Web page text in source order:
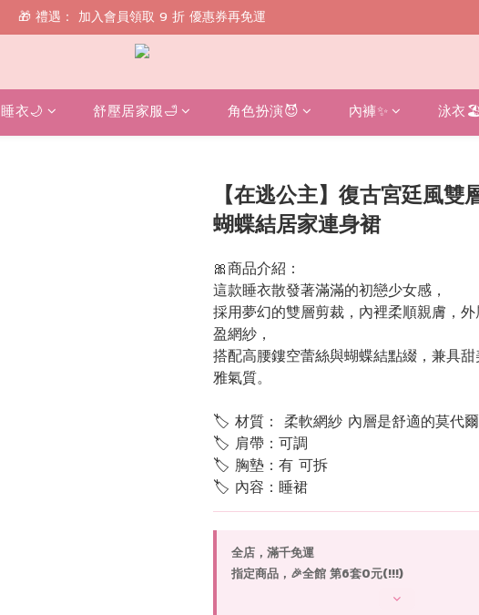
🎁 禮遇： 加入會員領取 9 折 優惠券再免運
🎁 禮遇： 加入會員領取 9 折 優惠券再免運
📱 綁定 LINE 好友，現領 $100 購物金！
🎁 禮遇： 加入會員領取 9 折 優惠券再免運
睡衣🌙 舒壓居家服🛁 角色扮演😈 內褲✨ 泳衣
【在逃公主】復古宮廷風雙
蝴蝶結居家連身裙
🎀商品介紹：
這款睡衣散發著滿滿的初戀少女感，
採用夢幻的雙層剪裁，內裡柔順親膚，
盈網紗，
搭配高腰鏤空蕾絲與蝴蝶結點綴，兼具
雅氣質。
🏷 材質： 柔軟網紗 內層是舒適的莫代爾
🏷 肩帶：可調
🏷 胸墊：有 可拆
🏷 內容：睡裙
全店，滿千免運
指定商品，🎉全館 第6套0元(!!!)